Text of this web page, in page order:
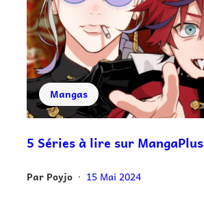
Mangas
5 Séries à lire sur MangaPlus
Par Poyjo • 15 Mai 2024